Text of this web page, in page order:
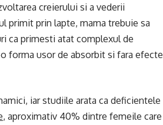
creierului si a vederii
primit prin lapte, mama trebuie sa
ca primesti atat complexul de
forma usor de absorbit si fara efecte
iar studiile arata ca deficientele
, aproximativ 40% dintre femeile care